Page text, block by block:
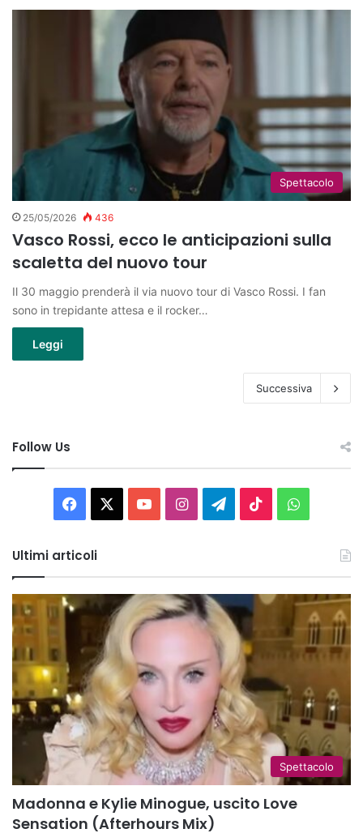
Spettacolo
25/05/2026 436
Vasco Rossi, ecco le anticipazioni sulla
scaletta del nuovo tour
Il 30 maggio prenderà il via nuovo tour di Vasco Rossi. I fan
sono in trepidante attesa e il rocker…
Leggi
Successiva
Follow Us
Facebook You InstagramTelegram
TikTok
Ultimi articoli
Spettacolo
Madonna e Kylie Minogue, uscito Love
Sensation (Afterhours Mix)